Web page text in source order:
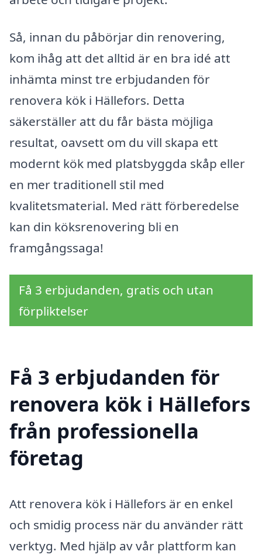
Så, innan du påbörjar din renovering,
kom ihåg att det alltid är en bra idé att
inhämta minst tre erbjudanden för
renovera kök i Hällefors. Detta
säkerställer att du får bästa möjliga
resultat, oavsett om du vill skapa ett
modernt kök med platsbyggda skåp eller
en mer traditionell stil med
kvalitetsmaterial. Med rätt förberedelse
kan din köksrenovering bli en
framgångssaga!
Få 3 erbjudanden, gratis och utan
förpliktelser
Få 3 erbjudanden för
renovera kök i Hällefors
från professionella
företag
Att renovera kök i Hällefors är en enkel
och smidig process när du använder rätt
verktyg. Med hjälp av vår plattform kan